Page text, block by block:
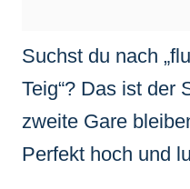
Suchst du nach
Teig“? Das ist der
zweite Gare
Perfekt hoch und